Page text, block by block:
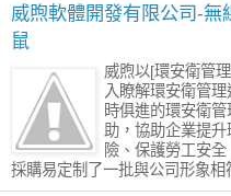
威煦軟體開發有限公司-無
鼠
威煦以[環安衛管
入瞭解環安衛管
時俱進的環安衛
助，協助企業提
險、保護勞工安
採購易定制了一批與公司形象